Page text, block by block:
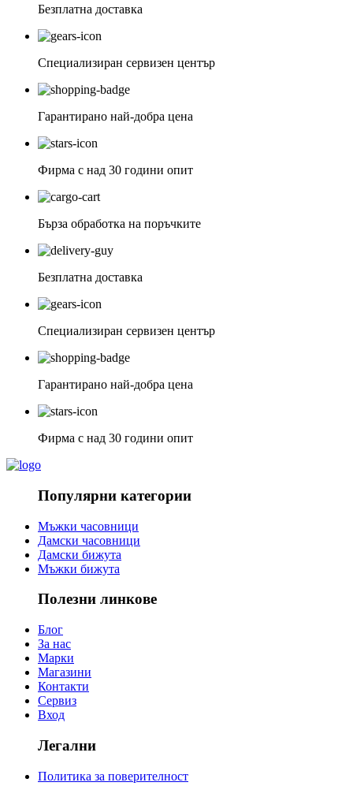
Безплатна доставка
Специализиран сервизен център
Гарантирано най-добра цена
Фирма с над 30 години опит
Бърза обработка на поръчките
Безплатна доставка
Специализиран сервизен център
Гарантирано най-добра цена
Фирма с над 30 години опит
Популярни категории
Мъжки часовници
Дамски часовници
Дамски бижута
Мъжки бижута
Полезни линкове
Блог
За нас
Марки
Магазини
Контакти
Сервиз
Вход
Легални
Политика за поверителност